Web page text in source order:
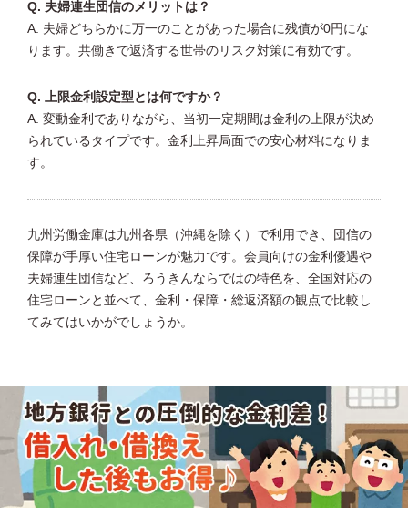
Q. 夫婦連生団信のメリットは？
A. 夫婦どちらかに万一のことがあった場合に残債が0円にな
ります。共働きで返済する世帯のリスク対策に有効です。
Q. 上限金利設定型とは何ですか？
A. 変動金利でありながら、当初一定期間は金利の上限が決め
られているタイプです。金利上昇局面での安心材料になりま
す。
九州労働金庫は九州各県（沖縄を除く）で利用でき、団信の
保障が手厚い住宅ローンが魅力です。会員向けの金利優遇や
夫婦連生団信など、ろうきんならではの特色を、全国対応の
住宅ローンと並べて、金利・保障・総返済額の観点で比較し
てみてはいかがでしょうか。